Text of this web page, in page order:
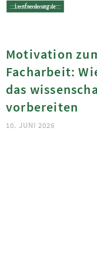
Motivation
Facharbeit:
das
vorbereiten
10. JUNI 2026